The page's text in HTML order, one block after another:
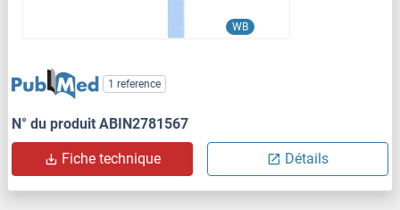
WB
1 reference
N° du produit ABIN2781567
Fiche technique Détails